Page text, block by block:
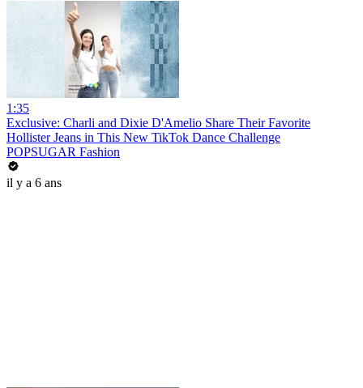
1:35
Exclusive: Charli and Dixie D'Amelio Share Their Favorite
Hollister Jeans in This New TikTok Dance Challenge
POPSUGAR Fashion
il y a 6 ans